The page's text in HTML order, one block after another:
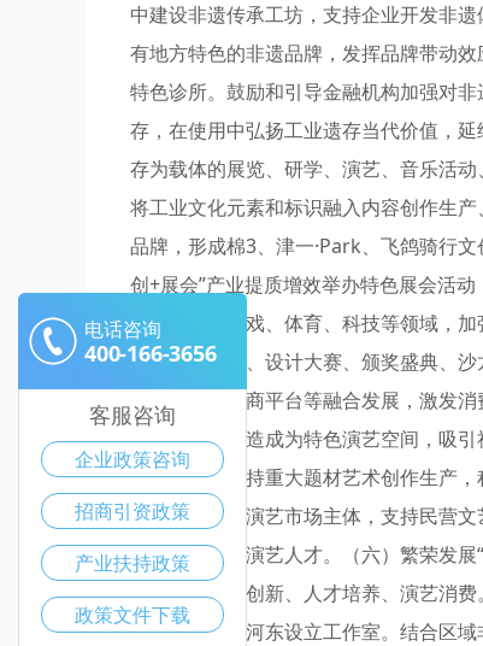
中建设非遗传承工坊，支持企业开发非
有地方特色的非遗品牌，发挥品牌带动
特色诊所。鼓励和引导金融机构加强对
存，在使用中弘扬工业遗存当代价值，
存为载体的展览、研学、演艺、音乐活
将工业文化元素和标识融入内容创作生
品牌，形成棉3、津一·Park、飞鸽骑行
创+展会”产业提质增效举办特色展会活
术、动漫、游戏、体育、科技等领域，
布、专项展览、设计大赛、颁奖盛典、
商业街区、电商平台等融合发展，激发
公共空间等改造成为特色演艺空间，吸
演艺产业，支持重大题材艺术创作生产
艺产品。培育演艺市场主体，支持民营
体等合作培养演艺人才。（六）繁荣发
乐原创、科技创新、人才培养、演艺消
名音乐人才在河东设立工作室。结合区
电话咨询
400-166-3656
客服咨询
企业政策咨询
招商引资政策
产业扶持政策
政策文件下载